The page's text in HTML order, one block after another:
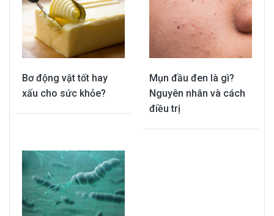
Bơ động vật tốt hay
xấu cho sức khỏe?
Mụn đầu đen là gì?
Nguyên nhân và cách
điều trị